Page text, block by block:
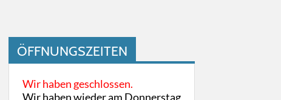
ÖFFNUNGSZEITEN
Wir haben geschlossen.
Wir haben wieder am Donnerstag